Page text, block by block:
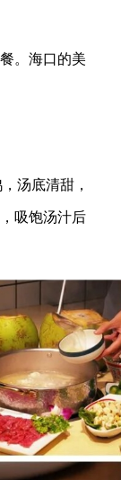
。海口的美
汤底清甜，
吸饱汤汁后